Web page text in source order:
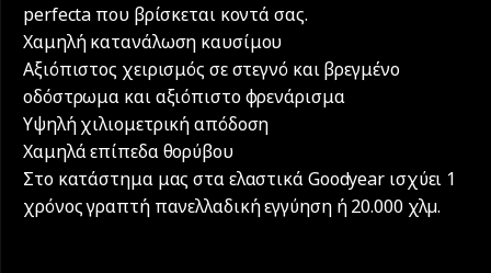
perfecta που βρίσκεται κοντά σας.
Χαμηλή κατανάλωση καυσίμου
Αξιόπιστος χειρισμός σε στεγνό και βρεγμένο
οδόστρωμα και αξιόπιστο φρενάρισμα
Υψηλή χιλιομετρική απόδοση
Χαμηλά επίπεδα θορύβου
Στο κατάστημα μας στα ελαστικά Goodyear ισχύει 1
χρόνος γραπτή πανελλαδική εγγύηση ή 20.000 χλµ.